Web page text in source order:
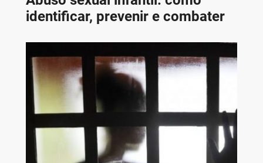
identificar, prevenir e combater